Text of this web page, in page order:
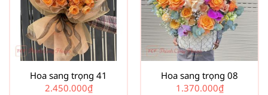
Hoa sang trọng 41
2.450.000₫
Hoa sang trọng 08
1.370.000₫